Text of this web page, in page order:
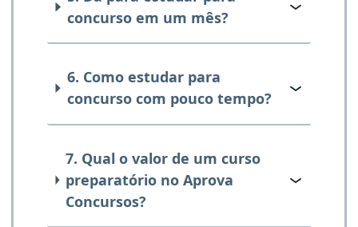
concurso em um mês?
6. Como estudar para
concurso com pouco tempo?
7. Qual o valor de um curso
preparatório no Aprova
Concursos?